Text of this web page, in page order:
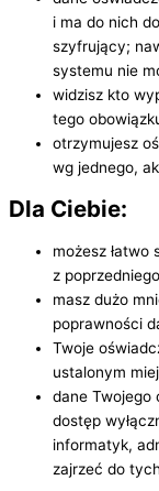
i ma do nich
szyfrujący;
systemu nie
widzisz kto
tego
otrzymujesz
wg jednego,
Dla Ciebie:
możesz łatwo
z
masz dużo
poprawności
Twoje
ustalonym
dane Twojego
dostęp
informatyk,
zajrzeć do